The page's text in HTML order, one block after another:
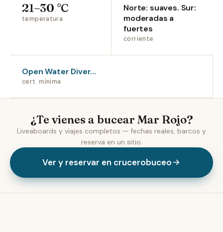
21–30 °C
temperatura
Norte: suaves. Sur:
moderadas a
fuertes
corriente
Open Water Diver…
cert. mínima
¿Te vienes a bucear Mar Rojo?
Liveaboards y viajes completos — fechas reales, barcos y
reserva en un sitio.
Ver y reservar en crucerobuceo